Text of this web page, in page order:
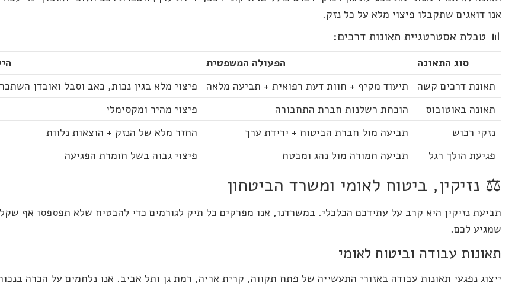
אנו דואגים שתקבלו פיצוי מלא על כל נזק.
📊 טבלת אסטרטגיית תאונות דרכים:
סוג התאונה הפעולה המשפטית
תאונת דרכים קשה
תיעוד מקיף + חוות דעת רפואית + תביעה מלאה
פיצוי מלא בגין נכות, כאב וסבל ואובדן
תאונה באוטובוס
הוכחת רשלנות חברת התחבורה
פיצוי מהיר ומקסימלי
נזקי רכוש
תביעה מול חברת הביטוח + ירידת ערך
החזר מלא של הנזק + הוצאות נלוות
פגיעת הולך רגל
תביעה חמורה מול נהג ומבטח פיצוי גבוה בשל חומרת הפגיעה
⚖️ נזיקין, ביטוח לאומי ומשרד הביטחון
תביעת נזיקין היא קרב על עתידכם הכלכלי. במשרדנו, אנו מפרקים כל תיק לגורמים כדי להבטיח שלא תפספסו אף שקל
שמגיע לכם.
תאונות עבודה וביטוח לאומי
ייצוג נפגעי תאונות עבודה באזורי התעשייה של פתח תקווה, קרית אריה, רמת גן ותל אביב. אנו נלחמים על הכרה